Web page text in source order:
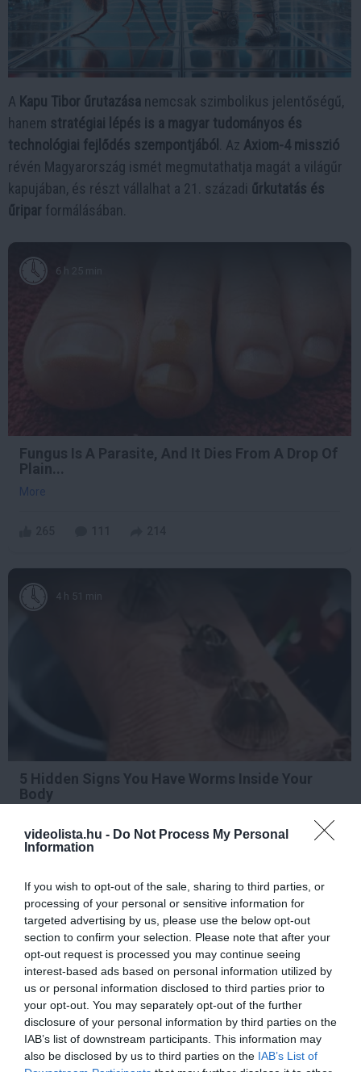
videolista.hu - Do Not Process My Personal
Information
If you wish to opt-out of the sale, sharing to third parties, or
processing of your personal or sensitive information for
targeted advertising by us, please use the below opt-out
section to confirm your selection. Please note that after your
opt-out request is processed you may continue seeing
interest-based ads based on personal information utilized by
us or personal information disclosed to third parties prior to
your opt-out. You may separately opt-out of the further
disclosure of your personal information by third parties on the
IAB’s list of downstream participants. This information may
also be disclosed by us to third parties on the IAB’s List of
A Kapu Tibor űrutazása nemcsak szimbolikus jelentőségű,
hanem stratégiai lépés is a magyar tudományos és
technológiai fejlődés szempontjából
. Az Axiom-4 misszió
révén Magyarország ismét megmutathatja magát a világűr
kapujában, és részt vállalhat a 21. századi űrkutatás és
űripar formálásában.
6 h 25 min
Fungus Is A Parasite, And It Dies From A Drop Of
Plain...
More
4 h 51 min
5 Hidden Signs You Have Worms Inside Your
Body
10 h 25 min